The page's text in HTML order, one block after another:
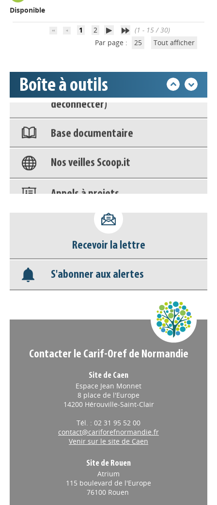
Disponible
1 2
(1 - 15 / 30)
Par page :
25 Tout afficher
Boîte à outils
Déposer une actu !
Accéder à son compte - (Se
déconnecter)
Base documentaire
Nos veilles Scoop.it
Appels à projets
Accéder à son compte - (Se
déconnecter)
Base documentaire
Recevoir la lettre
S'abonner aux alertes
Contacter le Carif-Oref de Normandie
Site de Caen
Espace Jean Monnet
8 place de l'Europe
14200 Hérouville-Saint-Clair
Tél. : 02 31 95 52 00
contact@cariforefnormandie.fr
Venir sur le site de Caen
Site de Rouen
Atrium
115 boulevard de l'Europe
76100 Rouen